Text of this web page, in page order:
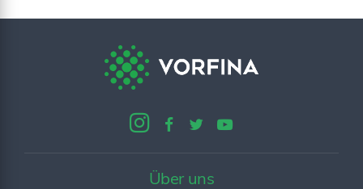
Über uns